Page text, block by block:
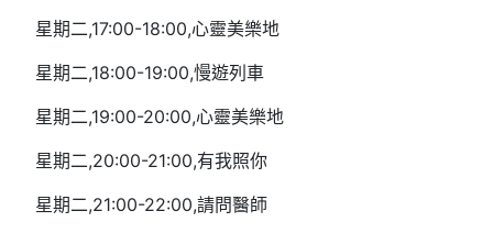
星期二,17:00-18:00,心靈美樂地
星期二,18:00-19:00,慢遊列車
星期二,19:00-20:00,心靈美樂地
星期二,20:00-21:00,有我照你
星期二,21:00-22:00,請問醫師